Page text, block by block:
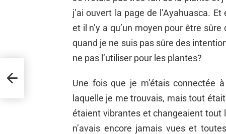
j’ai ouvert la page de l’Ayahuasca.
et il n’y a qu’un moyen pour être
quand je ne suis pas sûre des
ne pas l’utiliser pour les plantes?
Une fois que je m’étais connectée
laquelle je me trouvais, mais tout
étaient vibrantes et changeaient tout
n’avais encore jamais vues et